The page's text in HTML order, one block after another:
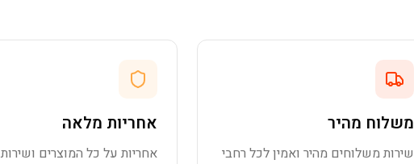
משלוח מהיר
שירות משלוחים מהיר ואמין לכל רחבי
אחריות מלאה
אחריות על כל המוצרים ושירות